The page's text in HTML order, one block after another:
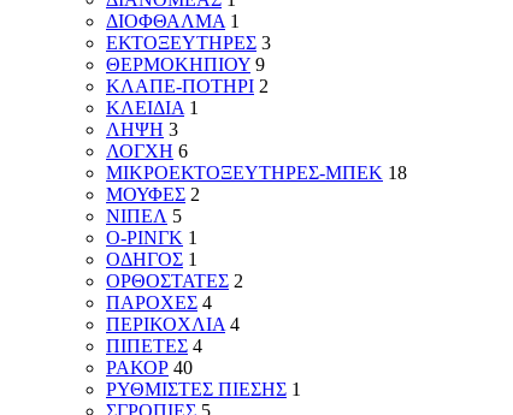
ΔΙΟΦΘΑΛΜΑ 1
ΕΚΤΟΞΕΥΤΗΡΕΣ 3
ΘΕΡΜΟΚΗΠΙΟΥ 9
ΚΛΑΠΕ-ΠΟΤΗΡΙ 2
ΚΛΕΙΔΙΑ 1
ΛΗΨΗ 3
ΛΟΓΧΗ 6
ΜΙΚΡΟΕΚΤΟΞΕΥΤΗΡΕΣ-ΜΠΕΚ 18
ΜΟΥΦΕΣ 2
ΝΙΠΕΛ 5
Ο-ΡΙΝΓΚ 1
ΟΔΗΓΟΣ 1
ΟΡΘΟΣΤΑΤΕΣ 2
ΠΑΡΟΧΕΣ 4
ΠΕΡΙΚΟΧΛΙΑ 4
ΠΙΠΕΤΕΣ 4
ΡΑΚΟΡ 40
ΡΥΘΜΙΣΤΕΣ ΠΙΕΣΗΣ 1
ΣΓΡΟΠΙΕΣ 5